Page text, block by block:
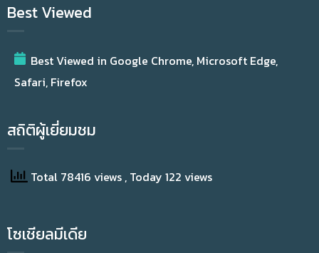
Best Viewed
Best Viewed in Google Chrome, Microsoft Edge,
Safari, Firefox
สถิติผู้เยี่ยมชม
Total 78416 views , Today 122 views
โซเชียลมีเดีย